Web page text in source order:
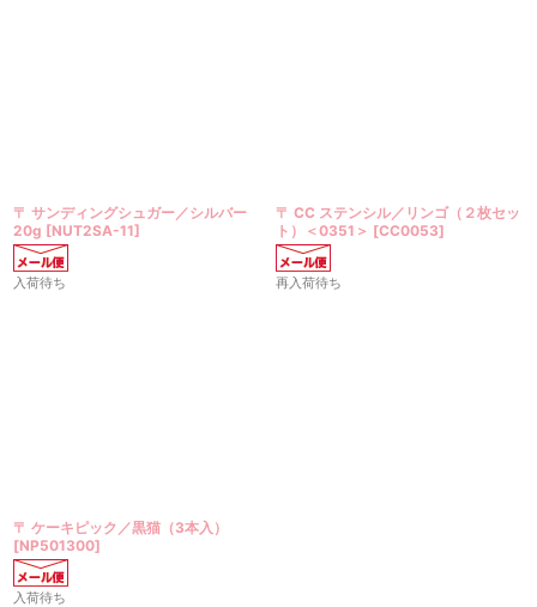
〒 サンディングシュガー／シルバー
20g [NUT2SA-11]
入荷待ち
〒 CC ステンシル／リンゴ（２枚セッ
ト）＜0351＞ [CC0053]
再入荷待ち
〒 ケーキピック／黒猫（3本入）
[NP501300]
入荷待ち